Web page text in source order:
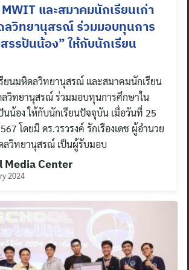
และสมาคมนักเรียนเก่า
ลวิทยานุสรณ์ ร่วมมอบทุนการ
รรปันน้อง” ให้กับนักเรียน
รียนมหิดลวิทยานุสรณ์ และสมาคมนักเรียน
ลวิทยานุสรณ์ ร่วมมอบทุนการศึกษาใน
น้อง ให้กับนักเรียนปัจจุบัน เมื่อวันที่ 25
โดยมี ดร.วรวรงค์ รักเรืองเดช ผู้อำนวย
ลวิทยานุสรณ์ เป็นผู้รับมอบ
Media Center
2024